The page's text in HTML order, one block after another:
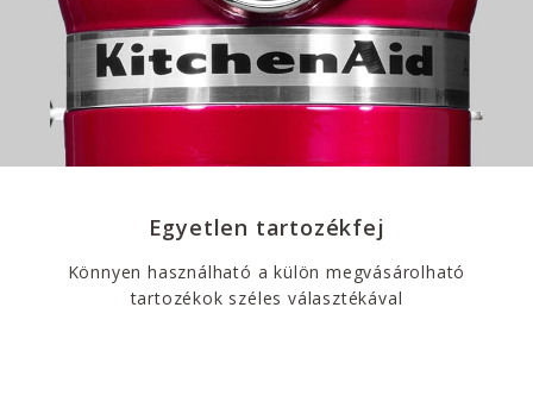
Egyetlen tartozékfej
Könnyen használható a külön megvásárolható
tartozékok széles választékával